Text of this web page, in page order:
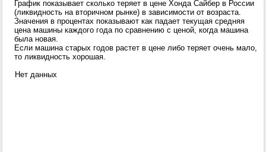
График показывает сколько теряет в цене Хонда Сайбер в России
(ликвидность на вторичном рынке) в зависимости от возраста.
Значения в процентах показывают как падает текущая средняя
цена машины каждого года по сравнению с ценой, когда машина
была новая.
Если машина старых годов растет в цене либо теряет очень мало,
то ликвидность хорошая.
Нет данных